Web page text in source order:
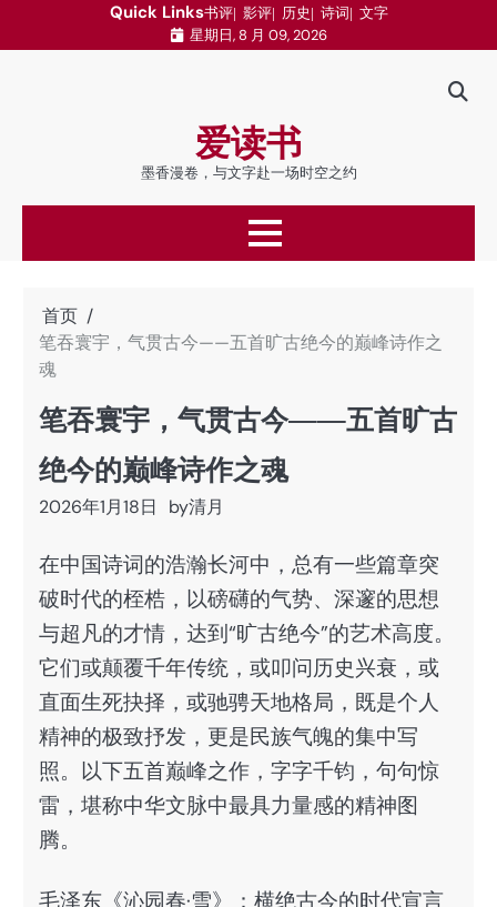
Quick Links书评 影评 历史 诗词 文字
星期日, 8 月 09, 2026
爱读书
墨香漫卷，与文字赴一场时空之约
首页
笔吞寰宇，气贯古今——五首旷古绝今的巅峰诗作之
魂
笔吞寰宇，气贯古今——五首旷古
绝今的巅峰诗作之魂
2026年1月18日 by清月
在中国诗词的浩瀚长河中，总有一些篇章突
破时代的桎梏，以磅礴的气势、深邃的思想
与超凡的才情，达到“旷古绝今”的艺术高度。
它们或颠覆千年传统，或叩问历史兴衰，或
直面生死抉择，或驰骋天地格局，既是个人
精神的极致抒发，更是民族气魄的集中写
照。以下五首巅峰之作，字字千钧，句句惊
雷，堪称中华文脉中最具力量感的精神图
腾。
毛泽东《沁园春·雪》：横绝古今的时代宣言